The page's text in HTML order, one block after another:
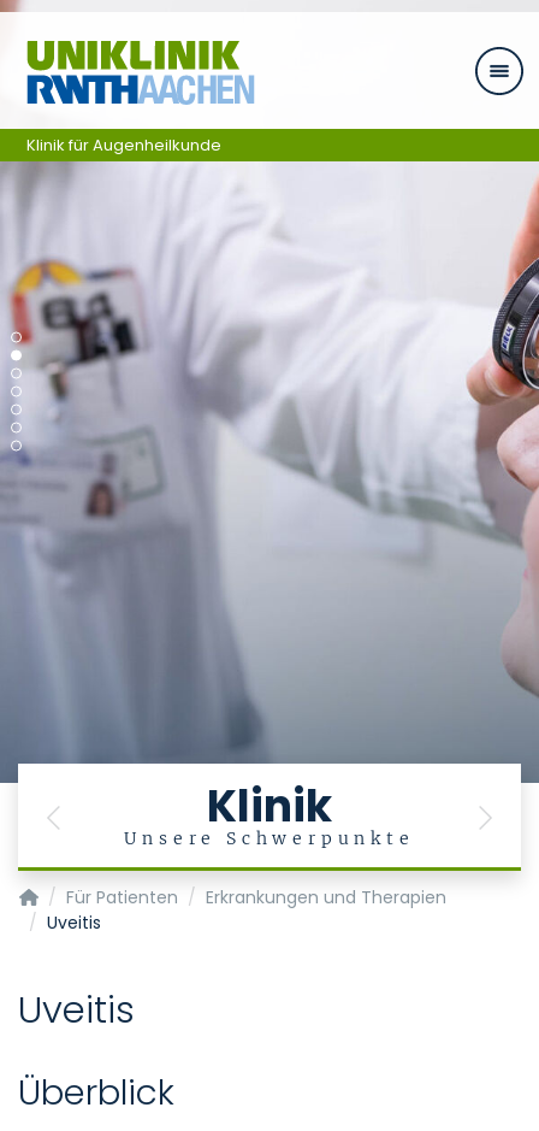
Zum Inhalt springen
Klinik
Unsere Schwerpunkte
Previous Next
Klinik für Augenheilkunde
Klinik für Augenheilkunde
Für Patienten
Erkrankungen und Therapien
Uveitis
Uveitis
Überblick